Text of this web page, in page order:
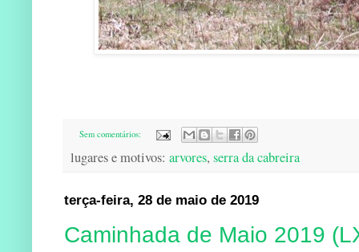
Sem comentários:
lugares e motivos: arvores, serra da cabreira
terça-feira, 28 de maio de 2019
Caminhada de Maio 2019